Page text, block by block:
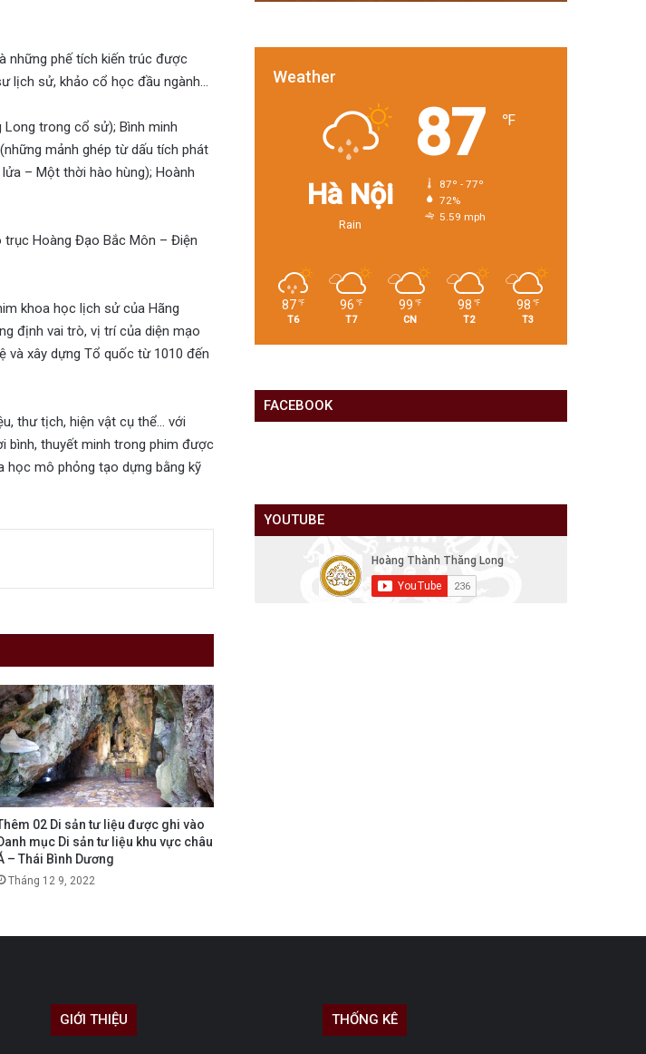
những phế tích kiến trúc được
lịch sử, khảo cổ học đầu ngành…
trong cổ sử); Bình minh
mảnh ghép từ dấu tích phát
– Một thời hào hùng); Hoành
trục Hoàng Đạo Bắc Môn – Điện
khoa học lịch sử của Hãng
định vai trò, vị trí của diện mạo
và xây dựng Tổ quốc từ 1010 đến
thư tịch, hiện vật cụ thể… với
bình, thuyết minh trong phim được
học mô phỏng tạo dựng bằng kỹ
02 Di sản tư liệu được ghi vào
mục Di sản tư liệu khu vực châu
– Thái Bình Dương
Tháng 12 9, 2022
Weather
Hà Nội
Rain
87 ℉
87º - 77º
72%
5.59 mph
87 ℉
T6
96 ℉
T7
99 ℉
CN
98 ℉
T2
98 ℉
T3
FACEBOOK
YOUTUBE
GIỚI THIỆU THỐNG KÊ